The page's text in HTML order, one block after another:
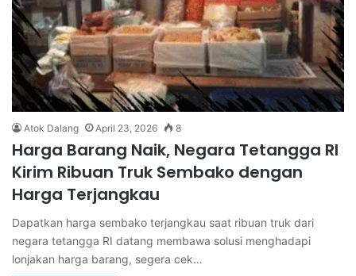
Atok Dalang April 23, 2026 8
Harga Barang Naik, Negara Tetangga RI
Kirim Ribuan Truk Sembako dengan
Harga Terjangkau
Dapatkan harga sembako terjangkau saat ribuan truk dari
negara tetangga RI datang membawa solusi menghadapi
lonjakan harga barang, segera cek…